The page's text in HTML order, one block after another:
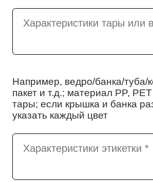
Например, ведро/банка/туба/
пакет и т.д.; материал PP,
тары; если крышка и банка
указать каждый цвет